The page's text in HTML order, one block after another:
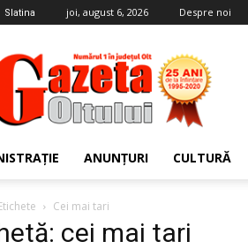
Slatina joi, august 6, 2026 Despre noi
Gazeta
Oltului
ANUNȚURI CULTURĂ
Cei mai tari
cei mai tari